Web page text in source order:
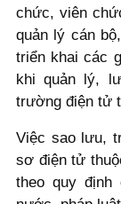
chức, viên
quản lý cán
triển khai các
khi quản lý,
trường điện tử
Việc sao lưu,
sơ điện tử
theo quy